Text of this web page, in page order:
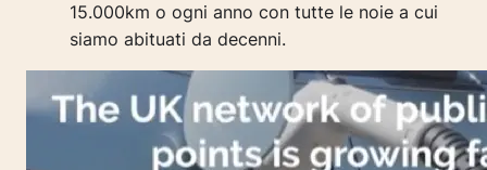
15.000km o ogni anno con tutte le noie a cui
siamo abituati da decenni.